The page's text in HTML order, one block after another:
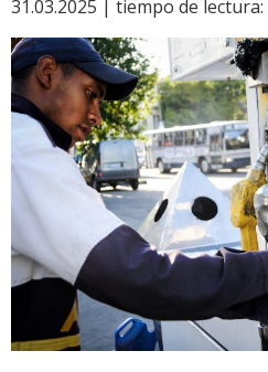
31.03.2025 | tiempo de lectura: